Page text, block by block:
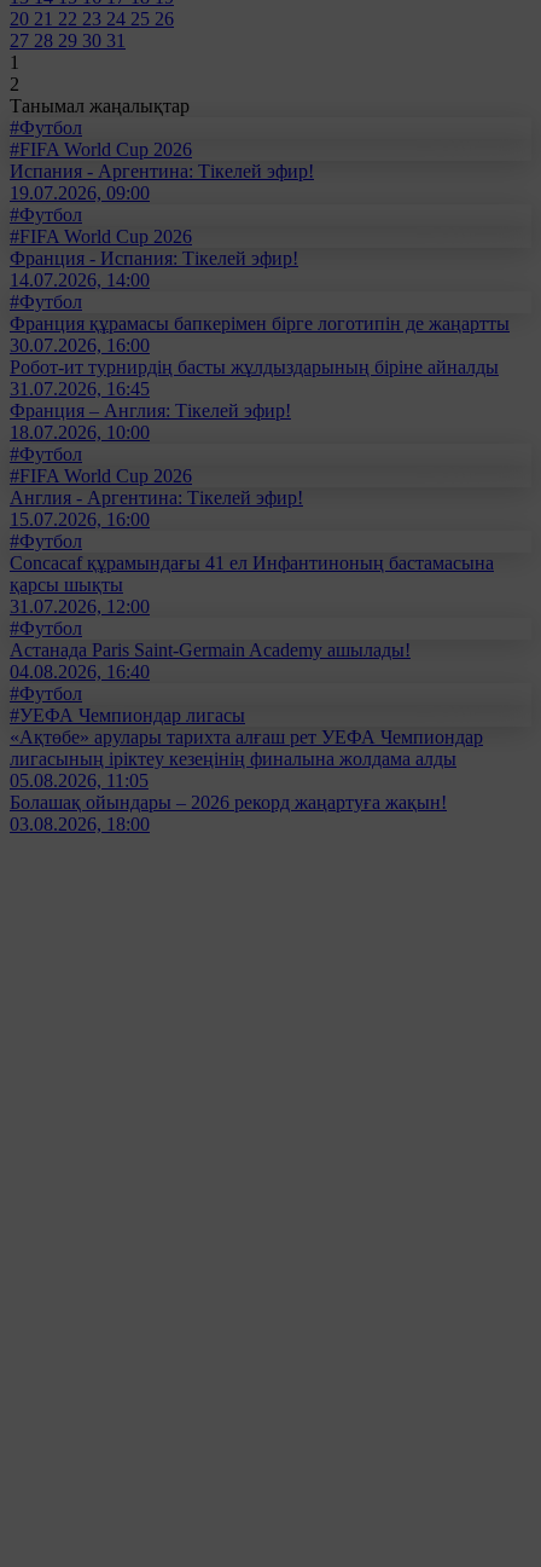
20 21 22 23 24 25 26
27 28 29 30 31
1
2
Танымал жаңалықтар
#Футбол
#FIFA World Cup 2026
Испания - Аргентина: Тікелей эфир!
19.07.2026, 09:00
#Футбол
#FIFA World Cup 2026
Франция - Испания: Тікелей эфир!
14.07.2026, 14:00
#Футбол
Франция құрамасы бапкерімен бірге логотипін де жаңартты
30.07.2026, 16:00
Робот-ит турнирдің басты жұлдыздарының біріне айналды
31.07.2026, 16:45
Франция – Англия: Тікелей эфир!
18.07.2026, 10:00
#Футбол
#FIFA World Cup 2026
Англия - Аргентина: Тікелей эфир!
15.07.2026, 16:00
#Футбол
Concacaf құрамындағы 41 ел Инфантиноның бастамасына
қарсы шықты
31.07.2026, 12:00
#Футбол
Астанада Paris Saint-Germain Academy ашылады!
04.08.2026, 16:40
#Футбол
#УЕФА Чемпиондар лигасы
«Ақтөбе» арулары тарихта алғаш рет УЕФА Чемпиондар
лигасының іріктеу кезеңінің финалына жолдама алды
05.08.2026, 11:05
Болашақ ойындары – 2026 рекорд жаңартуға жақын!
03.08.2026, 18:00